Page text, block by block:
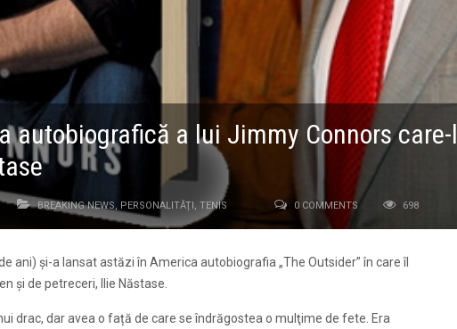
autobiografică a lui Jimmy Connors care-l
BREAKING NEWS, PERSONALITĂŢI, TENIS 0 COMMENTS 698
ani) şi-a lansat astăzi în America autobiografia „The Outsider” în care îl
şi de petreceri, Ilie Năstase.
drac, dar avea o față de care se îndrăgostea o mulţime de fete. Era